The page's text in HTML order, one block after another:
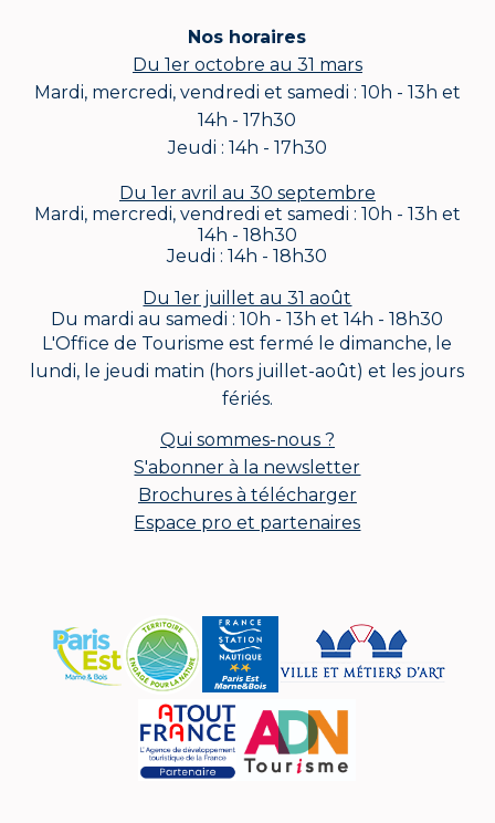
Nos horaires
Du 1er octobre au 31 mars
Mardi, mercredi, vendredi et samedi : 10h - 13h et
14h - 17h30
Jeudi : 14h - 17h30
Du 1er avril au 30 septembre
Mardi, mercredi, vendredi et samedi : 10h - 13h et
14h - 18h30
Jeudi : 14h - 18h30
Du 1er juillet au 31 août
Du mardi au samedi : 10h - 13h et 14h - 18h30
L'Office de Tourisme est fermé le dimanche, le
lundi, le jeudi matin (hors juillet-août) et les jours
fériés.
Qui sommes-nous ?
S'abonner à la newsletter
Brochures à télécharger
Espace pro et partenaires